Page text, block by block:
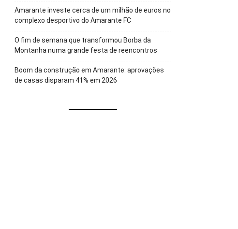
Amarante investe cerca de um milhão de euros no
complexo desportivo do Amarante FC
O fim de semana que transformou Borba da
Montanha numa grande festa de reencontros
Boom da construção em Amarante: aprovações
de casas disparam 41% em 2026